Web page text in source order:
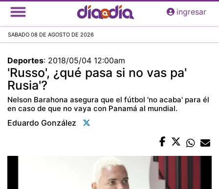
Pasar
al
principal
ingresar
SABADO 08 DE AGOSTO DE 2026
Deportes: 2018/05/04 12:00am
'Russo', ¿qué pasa si no vas pa'
Rusia'?
Nelson Barahona asegura que el fútbol 'no acaba' para él
en caso de que no vaya con Panamá al mundial.
Eduardo González